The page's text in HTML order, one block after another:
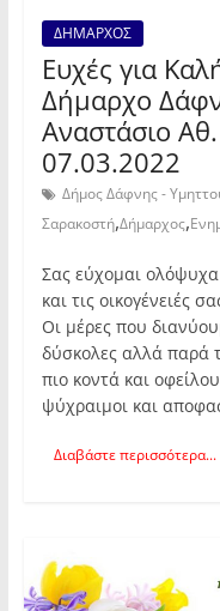
ΔΗΜΑΡΧΟΣ
Ευχές για
Δήμαρχο
Αναστάσιο
07.03.2022
Δήμος Δάφνης -
Σαρακοστή,Δήμαρχος,
Σας εύχομαι
και τις οικογένειές
Οι μέρες που
δύσκολες αλλά παρά
πιο κοντά και
ψύχραιμοι και
Διαβάστε περισσότερα...